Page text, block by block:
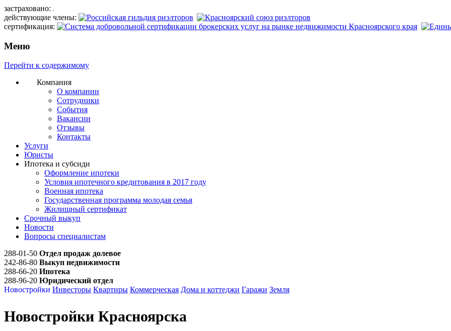
застраховано:
действующие члены:
сертификация:
Меню
Перейти к содержимому
Компания
О компании
Сотрудники
События
Вакансии
Отзывы
Контакты
Услуги
Юристы
Ипотека и субсиди
Оформление ипотеки
Условия ипотечного кредитования в 2017 году
Военная ипотека
Государственная программа молодая семья
Жилищный сертификат
Срочный выкуп
Новости
Вопросы специалистам
288-01-50 Отдел продаж долевое
242-86-80 Выкуп недвижимости
288-66-20 Ипотека
288-96-20 Юридический отдел
Новостройки Инвесторы Квартиры Коммерческая Дома и коттеджи Гаражи Земля
Новостройки Красноярска